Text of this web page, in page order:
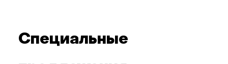
Специальные